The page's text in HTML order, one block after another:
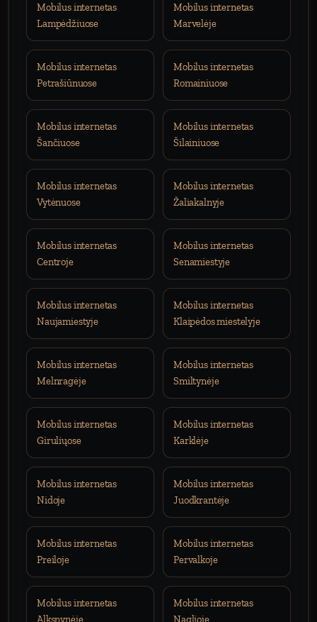
Mobilus internetas
Lampėdžiuose
Mobilus internetas
Marvelėje
Mobilus internetas
Petrašiūnuose
Mobilus internetas
Romainiuose
Mobilus internetas
Šančiuose
Mobilus internetas
Šilainiuose
Mobilus internetas
Vytėnuose
Mobilus internetas
Žaliakalnyje
Mobilus internetas
Centroje
Mobilus internetas
Senamiestyje
Mobilus internetas
Naujamiestyje
Mobilus internetas
Klaipėdos miestelyje
Mobilus internetas
Melnragėje
Mobilus internetas
Smiltynėje
Mobilus internetas
Giruliųose
Mobilus internetas
Karklėje
Mobilus internetas
Nidoje
Mobilus internetas
Juodkrantėje
Mobilus internetas
Preiloje
Mobilus internetas
Pervalkoje
Mobilus internetas
Alksnynėje
Mobilus internetas
Naglioje